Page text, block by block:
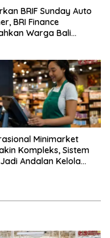
BRIF Sunday Auto
BRI Finance
Warga Bali
Minimarket
Kompleks, Sistem
Jadi Andalan Kelola